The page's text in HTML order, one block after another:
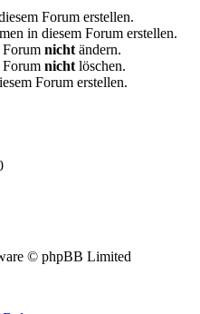
Forum erstellen.
in diesem Forum erstellen.
Forum nicht ändern.
Forum nicht löschen.
Forum erstellen.
© phpBB Limited